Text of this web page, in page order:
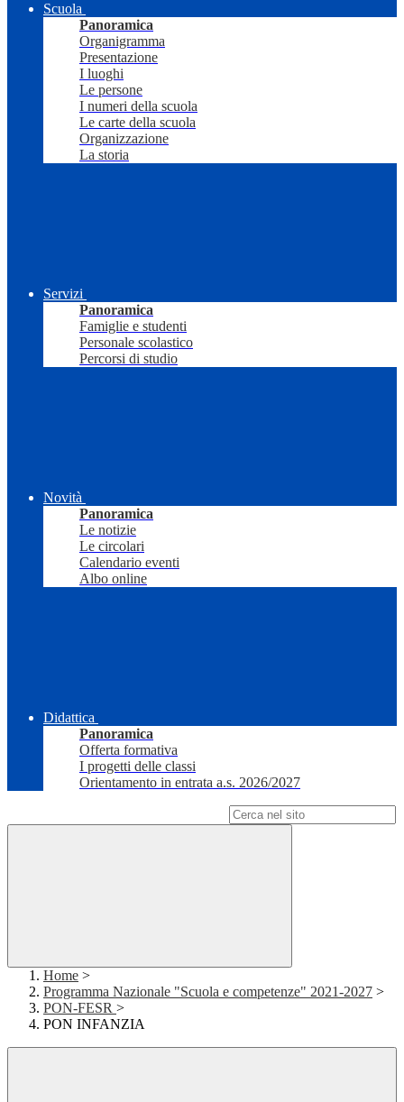
Scuola
Panoramica
Organigramma
Presentazione
I luoghi
Le persone
I numeri della scuola
Le carte della scuola
Organizzazione
La storia
Servizi
Panoramica
Famiglie e studenti
Personale scolastico
Percorsi di studio
Novità
Panoramica
Le notizie
Le circolari
Calendario eventi
Albo online
Didattica
Panoramica
Offerta formativa
I progetti delle classi
Orientamento in entrata a.s. 2026/2027
Home >
Programma Nazionale "Scuola e competenze" 2021-2027 >
PON-FESR >
PON INFANZIA